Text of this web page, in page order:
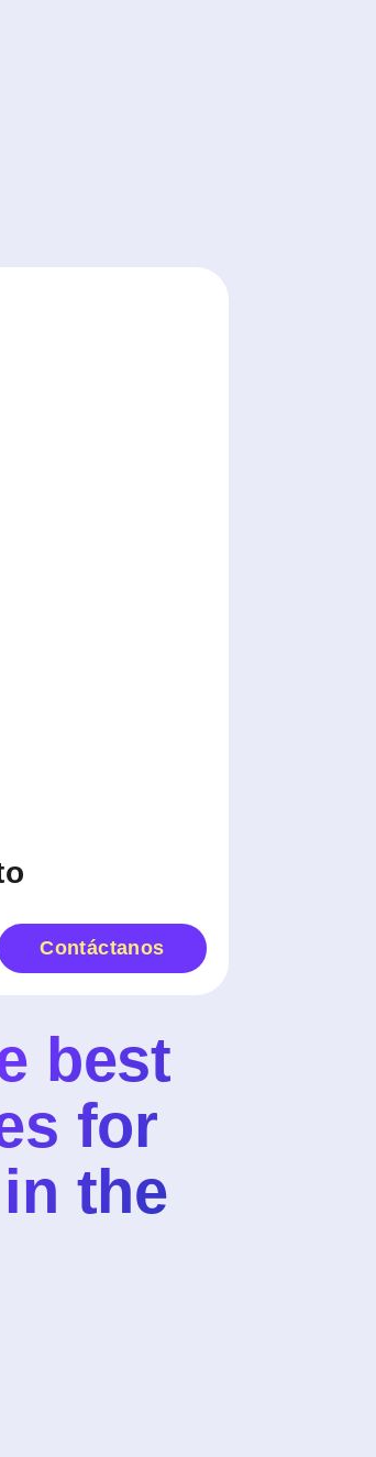
Contáctanos
best
for
the